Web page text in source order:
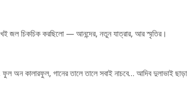
জল চিকচিক করছিলো — আনন্দের, নতুন যাত্রার, আর স্মৃতির।
অন কালারফুল, গানের তালে তালে সবাই নাচবে… আদিব দুলাভাই ছাড়া